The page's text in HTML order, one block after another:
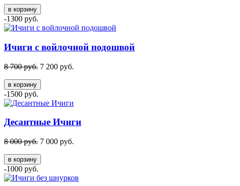
в корзину
-1300 руб.
Ичиги с войлочной подошвой
8 700 руб. 7 200 руб.
в корзину
-1500 руб.
Десантные Ичиги
8 000 руб. 7 000 руб.
в корзину
-1000 руб.